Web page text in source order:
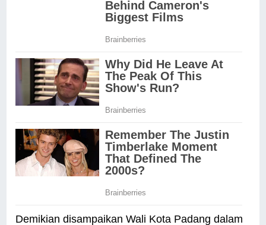
Demikian disampaikan Wali Kota Padang dalam